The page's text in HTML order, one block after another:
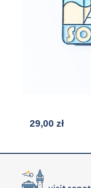
29,00 zł